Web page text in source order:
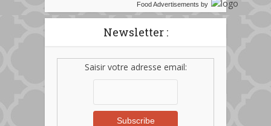
Food Advertisements by
Newsletter :
Saisir votre adresse email: